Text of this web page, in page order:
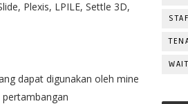
Plexis, LPILE, Settle 3D,
dapat digunakan oleh mine